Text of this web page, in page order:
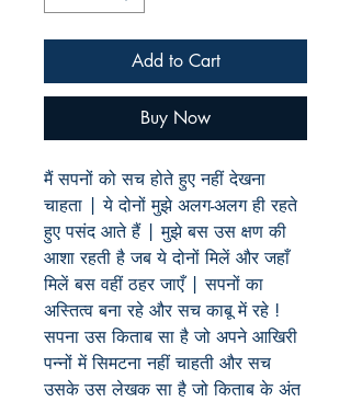
Add to Cart
Buy Now
मैं सपनों को सच होते हुए नहीं देखना
चाहता | ये दोनों मुझे अलग-अलग ही रहते
हुए पसंद आते हैं | मुझे बस उस क्षण की
आशा रहती है जब ये दोनों मिलें और जहाँ
मिलें बस वहीं ठहर जाएँ | सपनों का
अस्तित्व बना रहे और सच काबू में रहे !
सपना उस किताब सा है जो अपने आखिरी
पन्नों में सिमटना नहीं चाहती और सच
उसके उस लेखक सा है जो किताब के अंत